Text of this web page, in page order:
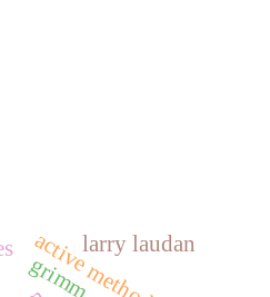
larry laudan
grimm